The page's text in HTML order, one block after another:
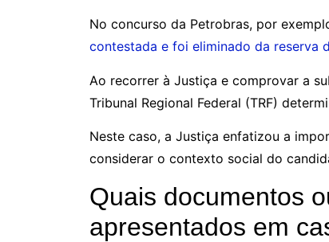
No concurso da Petrobras, por
contestada e foi eliminado da reserva
Ao recorrer à Justiça e comprovar a
Tribunal Regional Federal (TRF)
Neste caso, a Justiça enfatizou a
considerar o contexto social do
Quais documentos
apresentados em